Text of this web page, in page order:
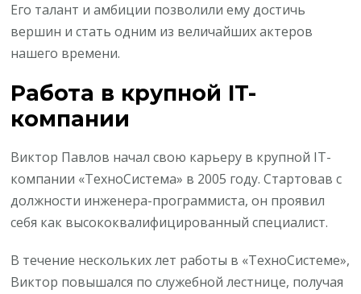
Его талант и амбиции позволили ему достичь
вершин и стать одним из величайших актеров
нашего времени.
Работа в крупной IT-
компании
Виктор Павлов начал свою карьеру в крупной IT-
компании «ТехноСистема» в 2005 году. Стартовав с
должности инженера-программиста, он проявил
себя как высококвалифицированный специалист.
В течение нескольких лет работы в «ТехноСистеме»,
Виктор повышался по служебной лестнице, получая